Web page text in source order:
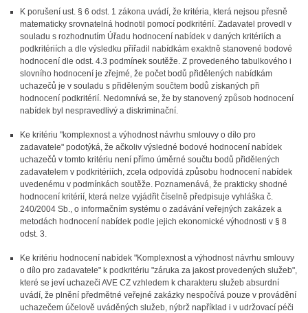
K porušení ust. § 6 odst. 1 zákona uvádí, že kritéria, která nejsou přesně
matematicky srovnatelná hodnotil pomocí podkritérií. Zadavatel provedl v
souladu s rozhodnutím Úřadu hodnocení nabídek v daných kritériích a
podkritériích a dle výsledku přiřadil nabídkám exaktně stanovené bodové
hodnocení dle odst. 4.3 podmínek soutěže. Z provedeného tabulkového i
slovního hodnocení je zřejmé, že počet bodů přidělených nabídkám
uchazečů je v souladu s přiděleným součtem bodů získaných při
hodnocení podkritérií. Nedomnívá se, že by stanovený způsob hodnocení
nabídek byl nespravedlivý a diskriminační.
Ke kritériu "komplexnost a výhodnost návrhu smlouvy o dílo pro
zadavatele" podotýká, že ačkoliv výsledné bodové hodnocení nabídek
uchazečů v tomto kritériu není přímo úměrné součtu bodů přidělených
zadavatelem v podkritériích, zcela odpovídá způsobu hodnocení nabídek
uvedenému v podmínkách soutěže. Poznamenává, že prakticky shodné
hodnocení kritérií, která nelze vyjádřit číselně předpisuje vyhláška č.
240/2004 Sb., o informačním systému o zadávání veřejných zakázek a
metodách hodnocení nabídek podle jejich ekonomické výhodnosti v § 8
odst. 3.
Ke kritériu hodnocení nabídek "Komplexnost a výhodnost návrhu smlouvy
o dílo pro zadavatele" k podkritériu "záruka za jakost provedených služeb",
které se jeví uchazeči AVE CZ vzhledem k charakteru služeb absurdní
uvádí, že plnění předmětné veřejné zakázky nespočívá pouze v provádění
uchazečem účelově uváděných služeb, nýbrž například i v udržovací péči